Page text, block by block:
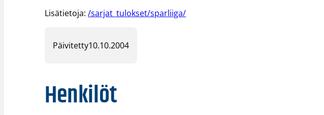
Lisätietoja:/sarjat_tulokset/sparliiga/
Päivitetty10.10.2004
Henkilöt